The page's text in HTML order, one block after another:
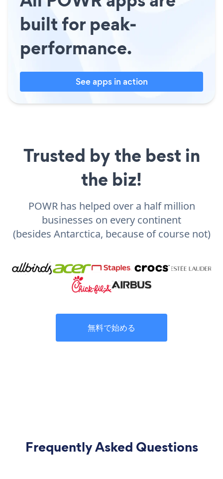
built for peak-
performance.
See apps in action
Trusted by the best in
the biz!
POWR has helped over a half million
businesses on every continent
(besides Antarctica, because of course not)
無料で始める
Frequently Asked Questions